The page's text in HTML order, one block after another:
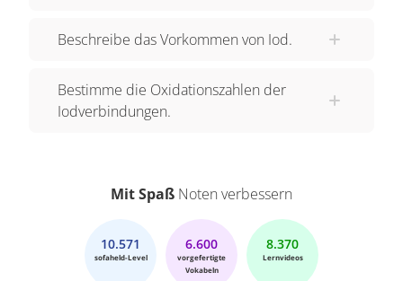
Beschreibe das Vorkommen von Iod.
Bestimme die Oxidationszahlen der
Iodverbindungen.
Mit Spaß Noten verbessern
10.571
sofaheld-Level
6.600
vorgefertigte
Vokabeln
8.370
Lernvideos